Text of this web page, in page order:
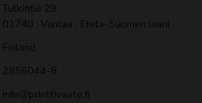
Tulkintie 29
01740 , Vantaa , Etela-Suomen laani
Finland
2856044-8
info@printtivaate.fi